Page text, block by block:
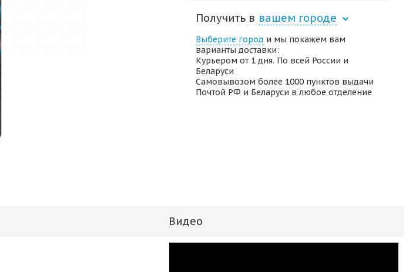
Получить в вашем городе
Выберите город и мы покажем вам
варианты доставки:
Курьером от 1 дня. По всей России и
Беларуси
Самовывозом более 1000 пунктов выдачи
Почтой РФ и Беларуси в любое отделение
Видео